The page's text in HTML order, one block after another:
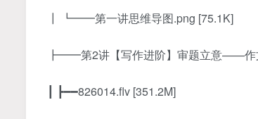
┃ ┗━━第一讲思维导图.png [75.1K]
┣━━第2讲【写作进阶】审题立意——作
┃ ┣━━826014.flv [351.2M]